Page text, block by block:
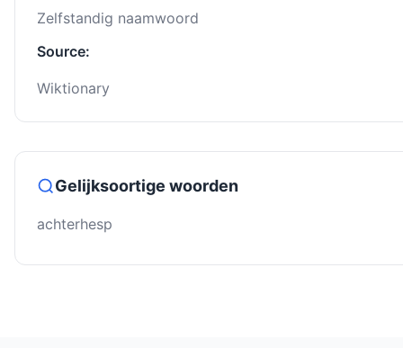
Zelfstandig naamwoord
Source:
Wiktionary
Gelijksoortige woorden
achterhesp